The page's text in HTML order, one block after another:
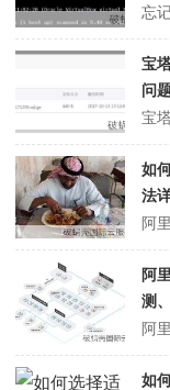
宝
问
如
法
阿
测
如